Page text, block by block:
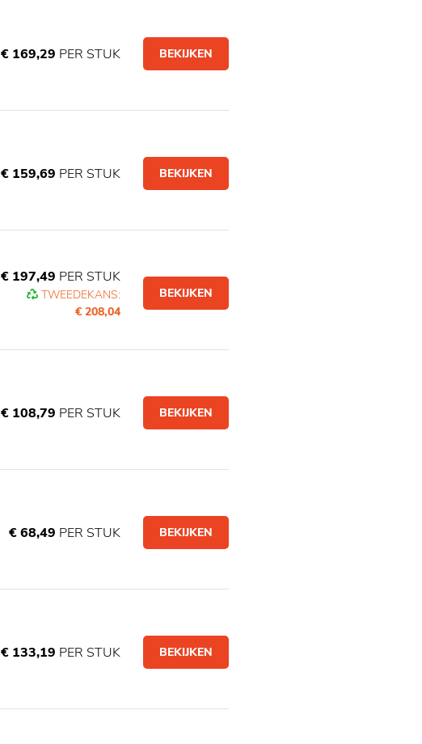
€ 169,29 PER STUK BEKIJKEN
€ 159,69 PER STUK BEKIJKEN
€ 197,49 PER STUK
TWEEDEKANS:
€ 208,04
BEKIJKEN
€ 108,79 PER STUK BEKIJKEN
€ 68,49 PER STUK BEKIJKEN
€ 133,19 PER STUK BEKIJKEN